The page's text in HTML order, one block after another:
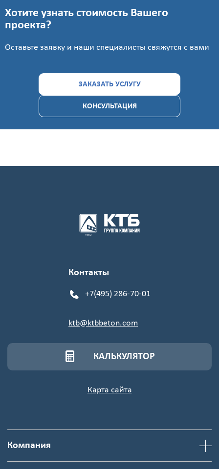
Хотите узнать стоимость Вашего
проекта?
Оставьте заявку и наши специалисты свяжутся с вами
ЗАКАЗАТЬ УСЛУГУ
КОНСУЛЬТАЦИЯ
Контакты
+7(495) 286-70-01
ktb@ktbbeton.com
КАЛЬКУЛЯТОР
Карта сайта
Компания
персональных